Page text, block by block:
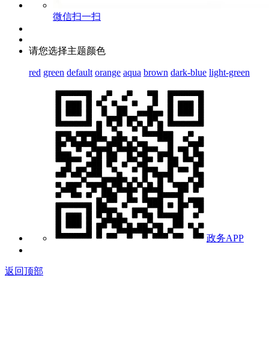
微信扫一扫
请您选择主题颜色
red green default orange aqua brown dark-blue light-green
政务APP
返回顶部